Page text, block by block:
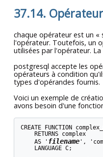
37.14.
chaque opérateur est un «
l'opérateur. Toutefois, un
utilisées par l'opérateur.
postgresql accepte les
opérateurs à condition
types d'opérandes fournis.
Voici un exemple de
avons besoin d'une
CREATE FUNCTION
    RETURNS complex
    AS '
filename',
    LANGUAGE C;